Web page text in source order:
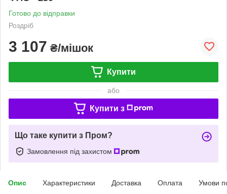
Готово до відправки
Роздріб
3 107 ₴/мішок
Купити
або
Купити з
Що таке купити з Пром?
Замовлення під захистом
Опис Характеристики Доставка Оплата Умови